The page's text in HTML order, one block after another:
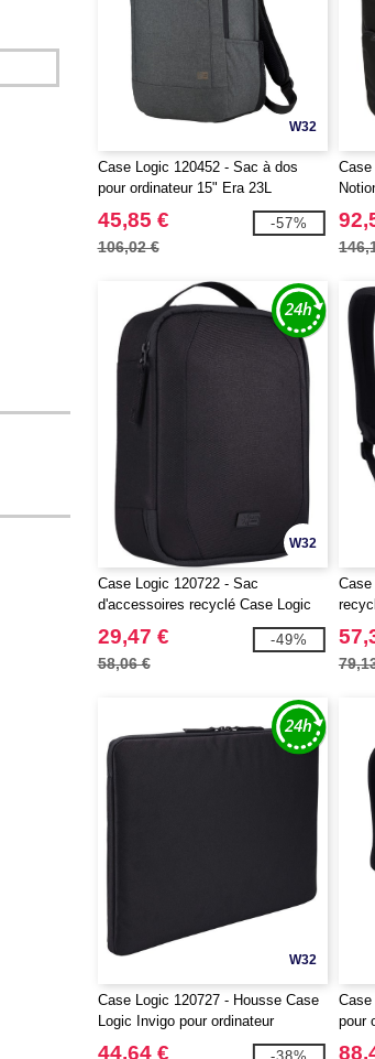
W32
Case Logic 120452 - Sac à dos
pour ordinateur 15" Era 23L
45,85 €
106,02 €
-57%
15,6"
W32
Case Logic 120722 - Sac
d'accessoires recyclé Case Logic
Invigo
29,47 €
58,06 €
-49%
Case
W32
Case Logic 120727 - Housse Case
Logic Invigo pour ordinateur
portable de 15,6"
44,64 €
pour
Logic